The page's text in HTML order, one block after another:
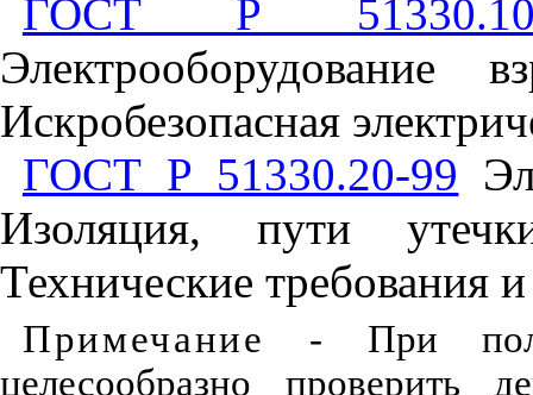
ГОСТ Р
Электрооборудование
Искробезопасная
ГОСТ Р 51330.20-99
Изоляция, пути
Технические требования и
Примечание - При
целесообразно проверить